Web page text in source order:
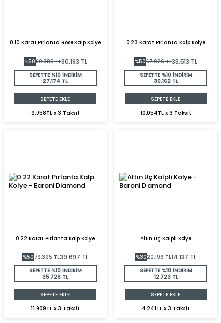
0.10 Karat Pırlanta Rose Kalp Kolye
%5060.386TL30.193 TL
SEPETTE %10 İNDİRİM
27.174 TL
SEPETE EKLE
9.058TL x 3 Taksit
0.23 Karat Pırlanta Kalp Kolye
%5067.026TL33.513 TL
SEPETTE %10 İNDİRİM
30.162 TL
SEPETE EKLE
10.054TL x 3 Taksit
0.22 Karat Pırlanta Kalp Kolye
%5079.395TL39.697 TL
SEPETTE %10 İNDİRİM
35.728 TL
SEPETE EKLE
11.909TL x 3 Taksit
Altın Üç Kalpli Kolye
%3020.196TL14.137 TL
SEPETTE %10 İNDİRİM
12.723 TL
SEPETE EKLE
4.241TL x 3 Taksit